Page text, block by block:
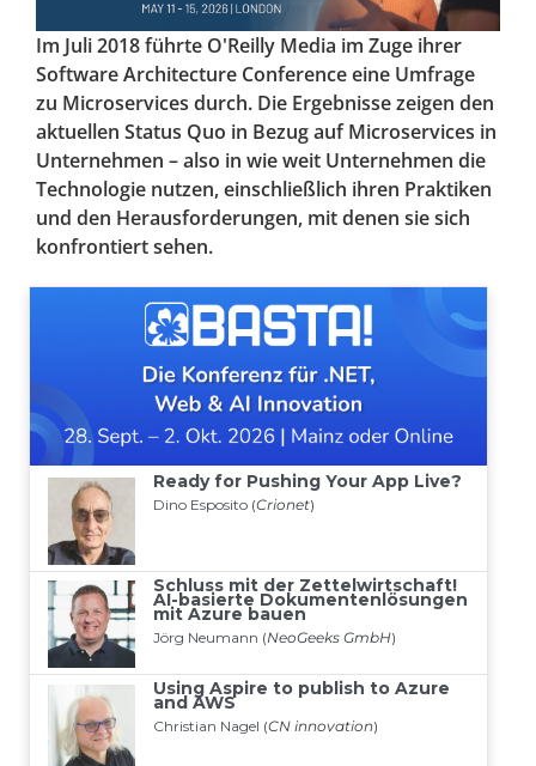
Im Juli 2018 führte O'Reilly Media im Zuge ihrer
Software Architecture Conference eine Umfrage
zu Microservices durch. Die Ergebnisse zeigen den
aktuellen Status Quo in Bezug auf Microservices in
Unternehmen – also in wie weit Unternehmen die
Technologie nutzen, einschließlich ihren Praktiken
und den Herausforderungen, mit denen sie sich
konfrontiert sehen.